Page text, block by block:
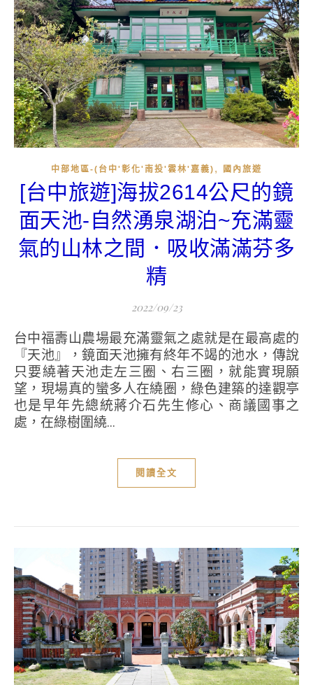
中部地區-(台中'彰化'南投'雲林'嘉義) , 國內旅遊
[台中旅遊]海拔2614公尺的鏡
面天池-自然湧泉湖泊~充滿靈
氣的山林之間．吸收滿滿芬多
精
2022/09/23
台中福壽山農場最充滿靈氣之處就是在最高處的
『天池』，鏡面天池擁有終年不竭的池水，傳說
只要繞著天池走左三圈、右三圈，就能實現願
望，現場真的蠻多人在繞圈，綠色建築的達觀亭
也是早年先總統蔣介石先生修心、商議國事之
處，在綠樹圍繞...
閱讀全文